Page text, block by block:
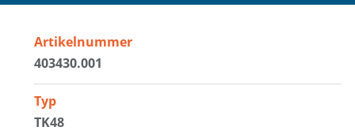
Artikelnummer
403430.001
Typ
TK48